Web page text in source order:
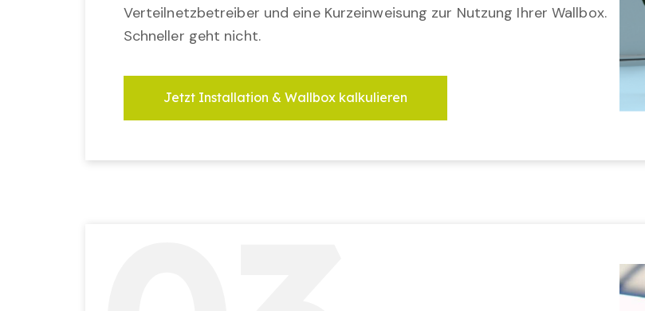
Verteilnetzbetreiber und eine Kurzeinweisung zur Nutzung Ihrer Wallbox.
Schneller geht nicht.
Jetzt Installation & Wallbox kalkulieren